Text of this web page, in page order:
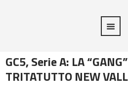
GC5, Serie A: LA
TRITATUTTO NEW